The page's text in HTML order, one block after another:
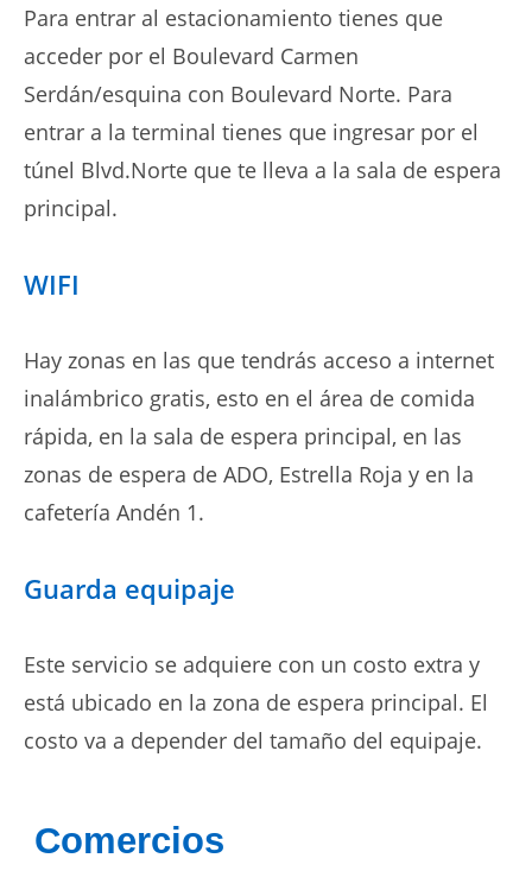
Para entrar al estacionamiento tienes que
acceder por el Boulevard Carmen
Serdán/esquina con Boulevard Norte. Para
entrar a la terminal tienes que ingresar por el
túnel Blvd.Norte que te lleva a la sala de espera
principal.
WIFI
Hay zonas en las que tendrás acceso a internet
inalámbrico gratis, esto en el área de comida
rápida, en la sala de espera principal, en las
zonas de espera de ADO, Estrella Roja y en la
cafetería Andén 1.
Guarda equipaje
Este servicio se adquiere con un costo extra y
está ubicado en la zona de espera principal. El
costo va a depender del tamaño del equipaje.
Comercios